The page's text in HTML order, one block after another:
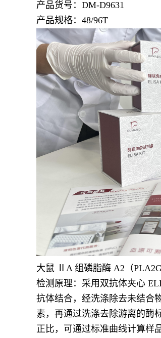
产品货号：DM-D9631
产品规格：48/96T
大鼠 ⅡA 组磷脂酶 A2（
检测原理：采用双抗体夹心
抗体结合，经洗涤除去未结合
素，再通过洗涤去除游离的酶
正比，可通过标准曲线计算样